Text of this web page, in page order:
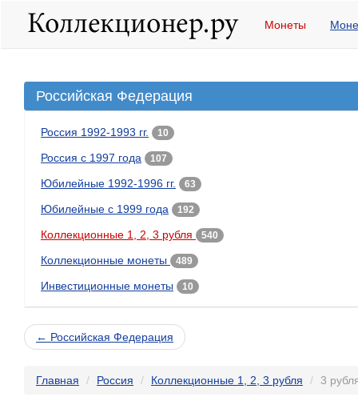
Монеты
Российская Федерация
Россия 1992-1993 гг. 10
Россия с 1997 года 107
Юбилейные 1992-1996 гг. 63
Юбилейные с 1999 года 192
Коллекционные 1, 2, 3 рубля 540
Коллекционные монеты 489
Инвестиционные монеты 10
← Российская Федерация
Главная Россия Коллекционные 1, 2, 3 рубля 3